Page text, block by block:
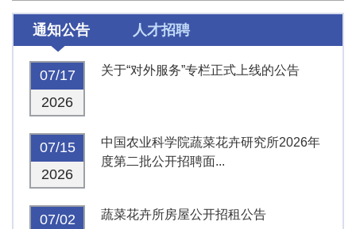
通知公告 人才招聘
07/17
2026
关于“对外服务”专栏正式上线的公告
07/15
2026
中国农业科学院蔬菜花卉研究所2026年
度第二批公开招聘面...
07/02
蔬菜花卉所房屋公开招租公告